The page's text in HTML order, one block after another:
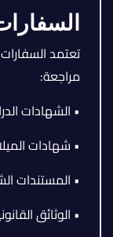
تعتمد
مراجعة:
• الشهادات
• شهادات
• المستندات
• الوثائق